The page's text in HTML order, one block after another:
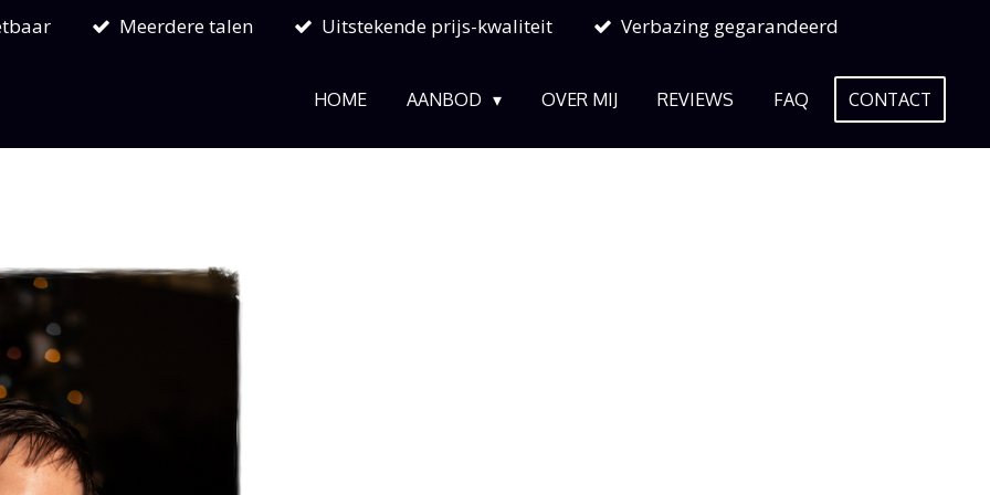
Meerdere talen Uitstekende prijs-kwaliteit Verbazing gegarandeerd
HOME AANBOD OVER MIJ REVIEWS FAQ CONTACT